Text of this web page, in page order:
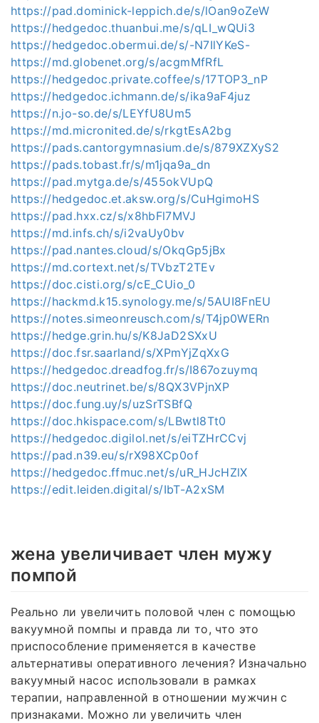
https://pad.dominick-leppich.de/s/lOan9oZeW
https://hedgedoc.thuanbui.me/s/qLI_wQUi3
https://hedgedoc.obermui.de/s/-N7IlYKeS-
https://md.globenet.org/s/acgmMfRfL
https://hedgedoc.private.coffee/s/17TOP3_nP
https://hedgedoc.ichmann.de/s/ika9aF4juz
https://n.jo-so.de/s/LEYfU8Um5
https://md.micronited.de/s/rkgtEsA2bg
https://pads.cantorgymnasium.de/s/879XZXyS2
https://pads.tobast.fr/s/m1jqa9a_dn
https://pad.mytga.de/s/455okVUpQ
https://hedgedoc.et.aksw.org/s/CuHgimoHS
https://pad.hxx.cz/s/x8hbFl7MVJ
https://md.infs.ch/s/i2vaUy0bv
https://pad.nantes.cloud/s/OkqGp5jBx
https://md.cortext.net/s/TVbzT2TEv
https://doc.cisti.org/s/cE_CUio_0
https://hackmd.k15.synology.me/s/5AUI8FnEU
https://notes.simeonreusch.com/s/T4jp0WERn
https://hedge.grin.hu/s/K8JaD2SXxU
https://doc.fsr.saarland/s/XPmYjZqXxG
https://hedgedoc.dreadfog.fr/s/I867ozuymq
https://doc.neutrinet.be/s/8QX3VPjnXP
https://doc.fung.uy/s/uzSrTSBfQ
https://doc.hkispace.com/s/LBwtl8Tt0
https://hedgedoc.digilol.net/s/eiTZHrCCvj
https://pad.n39.eu/s/rX98XCp0of
https://hedgedoc.ffmuc.net/s/uR_HJcHZlX
https://edit.leiden.digital/s/IbT-A2xSM
жена увеличивает член мужу
помпой
Реально ли увеличить половой член с помощью
вакуумной помпы и правда ли то, что это
приспособление применяется в качестве
альтернативы оперативного лечения? Изначально
вакуумный насос использовали в рамках
терапии, направленной в отношении мужчин с
признаками. Можно ли увеличить член